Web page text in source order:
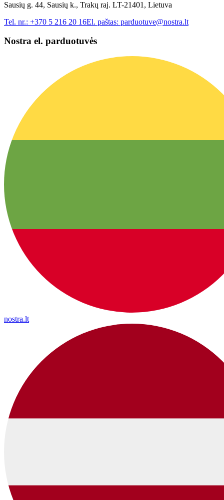
Sausių g. 44, Sausių k., Trakų raj. LT-21401, Lietuva
Tel. nr.: +370 5 216 20 16El. paštas: parduotuve@nostra.lt
Nostra el. parduotuvės
nostra.lt